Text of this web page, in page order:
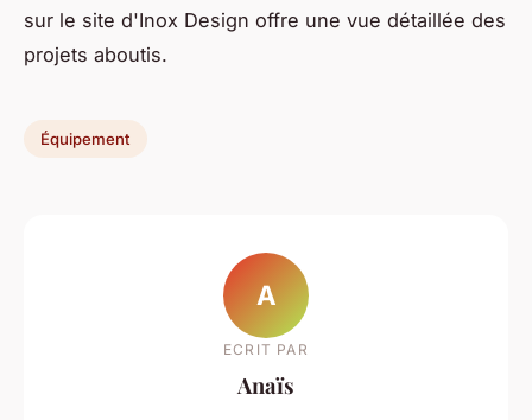
sur le site d'Inox Design offre une vue détaillée des
projets aboutis.
Équipement
A
ECRIT PAR
Anaïs